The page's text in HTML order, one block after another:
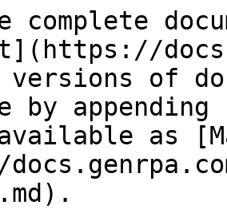
complete
versions of
by
as